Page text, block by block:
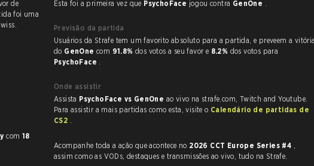
de
foi uma
com 18
Esta foi a primeira vez que PsychoFace jogou contra GenOne .
Previsão da partida
Usuários da Strafe tem um favorito absoluto para a partida, e preveem a vitória
do GenOne com 91.8% dos votos a seu favor e 8.2% dos votos para
PsychoFace .
Onde assistir
Assista PsychoFace vs GenOne ao vivo na strafe.com, Twitch and Youtube.
Para assistir a mais partidas como esta, visite o Calendário de partidas de
CS2 .
Acompanhe toda a ação que acontece no 2026 CCT Europe Series #4 ,
assim como as VODs, destaques e transmissões ao vivo, tudo na Strafe.